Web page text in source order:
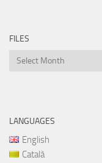
FILES
Files
LANGUAGES
English
Català